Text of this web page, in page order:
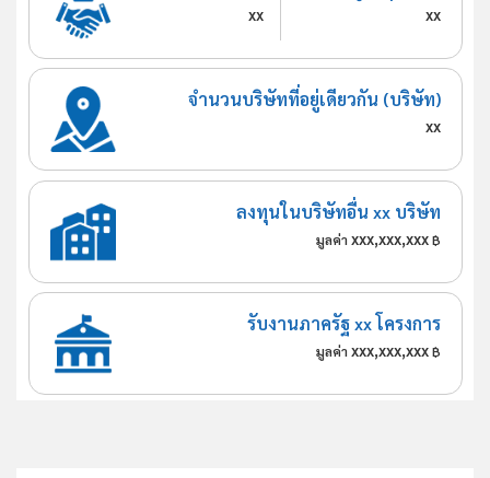
xx xx
จำนวนบริษัทที่อยู่เดียวกัน (บริษัท)
xx
ลงทุนในบริษัทอื่น xx บริษัท
มูลค่า xxx,xxx,xxx ฿
รับงานภาครัฐ xx โครงการ
มูลค่า xxx,xxx,xxx ฿